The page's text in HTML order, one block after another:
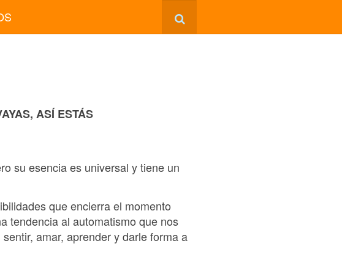
ASÍ ESTÁS
su esencia es universal y tiene un
que encierra el momento
tendencia al automatismo que nos
amar, aprender y darle forma a